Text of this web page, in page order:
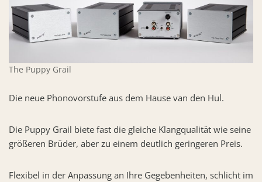
The Puppy Grail
Die neue Phonovorstufe aus dem Hause van den Hul.
Die Puppy Grail biete fast die gleiche Klangqualität wie seine
größeren Brüder, aber zu einem deutlich geringeren Preis.
Flexibel in der Anpassung an Ihre Gegebenheiten, schlicht im